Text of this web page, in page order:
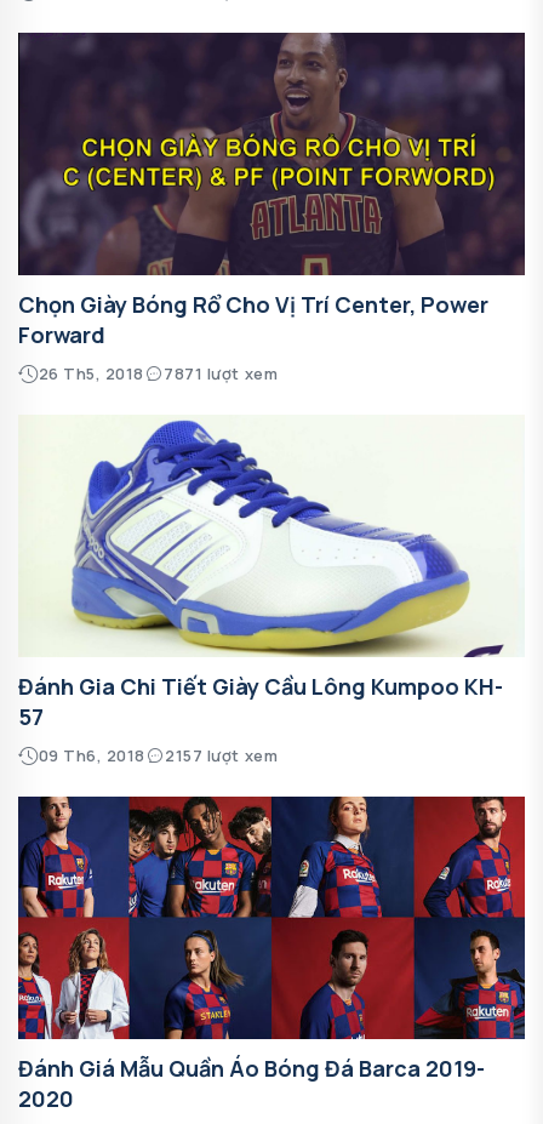
Chọn Giày Bóng Rổ Cho Vị Trí Center, Power
Forward
26 Th5, 2018 7871 lượt xem
Đánh Gia Chi Tiết Giày Cầu Lông Kumpoo KH-
57
09 Th6, 2018 2157 lượt xem
Đánh Giá Mẫu Quần Áo Bóng Đá Barca 2019-
2020